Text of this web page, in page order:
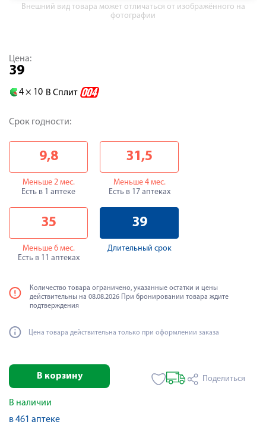
Внешний вид товара может отличаться от изображённого на
фотографии
Цена:
39
4 × 10 В Сплит
Срок годности:
9,8
Меньше 2 мес.
Есть в 1 аптеке
31,5
Меньше 4 мес.
Есть в 17 аптеках
35
Меньше 6 мес.
Есть в 11 аптеках
39
Длительный срок
Количество товара ограничено, указанные остатки и цены
действительны на 08.08.2026 При бронировании товара ждите
подтверждения
Цена товара действительна только при оформлении заказа
В корзину Поделиться
В наличии
в 461 аптеке